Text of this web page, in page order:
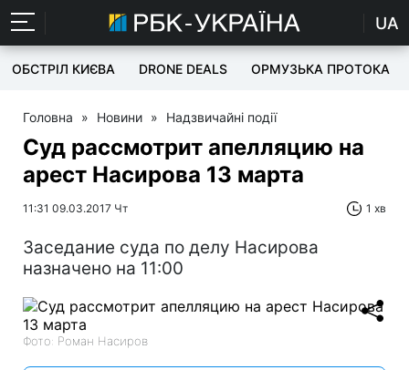
UA
ОБСТРІЛ КИЄВА DRONE DEALS ОРМУЗЬКА ПРОТОКА
Головна » Новини » Надзвичайні події
Суд рассмотрит апелляцию на
арест Насирова 13 марта
11:31 09.03.2017 Чт 1 хв
Заседание суда по делу Насирова
назначено на 11:00
Фото: Роман Насиров